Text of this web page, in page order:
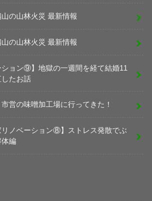
の山林火災 最新情報
の山林火災 最新情報
ション⑨】地獄の一週間を経て結婚11
たお話
市営の味噌加工場に行ってきた！
リノベーション⑧】ストレス発散でぶ
体編